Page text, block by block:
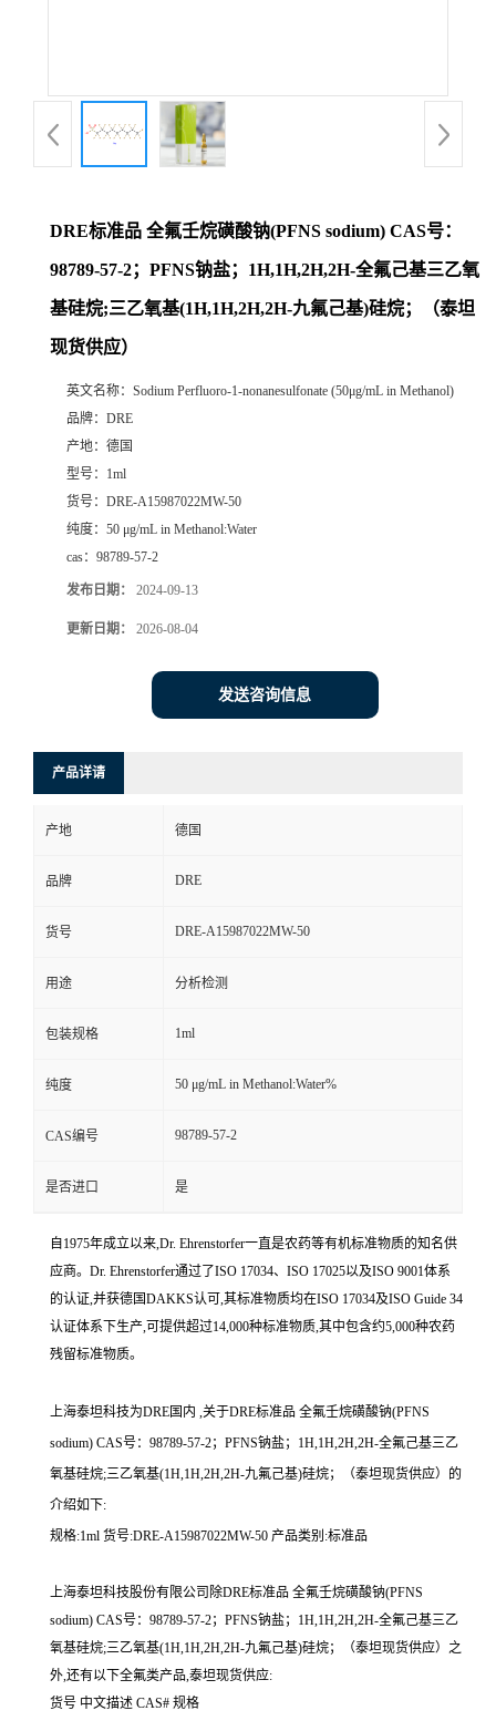
DRE标准品 全氟壬烷磺酸钠(PFNS sodium) CAS号：
98789-57-2；PFNS钠盐；1H,1H,2H,2H-全氟己基三乙氧
基硅烷;三乙氧基(1H,1H,2H,2H-九氟己基)硅烷；（泰坦
现货供应）
英文名称： Sodium Perfluoro-1-nonanesulfonate (50μg/mL in Methanol)
品牌： DRE
产地： 德国
型号： 1ml
货号： DRE-A15987022MW-50
纯度： 50 μg/mL in Methanol:Water
cas： 98789-57-2
发布日期： 2024-09-13
更新日期： 2026-08-04
发送咨询信息
产品详请
产地 德国
品牌 DRE
货号 DRE-A15987022MW-50
用途 分析检测
包装规格 1ml
纯度 50 μg/mL in Methanol:Water%
CAS编号 98789-57-2
是否进口 是
自1975年成立以来,Dr. Ehrenstorfer一直是农药等有机标准物质的知名供
应商。Dr. Ehrenstorfer通过了ISO 17034、ISO 17025以及ISO 9001体系
的认证,并获德国DAKKS认可,其标准物质均在ISO 17034及ISO Guide 34
认证体系下生产,可提供超过14,000种标准物质,其中包含约5,000种农药
残留标准物质。
上海泰坦科技为DRE国内 ,关于DRE标准品 全氟壬烷磺酸钠(PFNS
sodium) CAS号：98789-57-2；PFNS钠盐；1H,1H,2H,2H-全氟己基三乙
氧基硅烷;三乙氧基(1H,1H,2H,2H-九氟己基)硅烷；（泰坦现货供应）的
介绍如下:
规格:1ml 货号:DRE-A15987022MW-50 产品类别:标准品
上海泰坦科技股份有限公司除DRE标准品 全氟壬烷磺酸钠(PFNS
sodium) CAS号：98789-57-2；PFNS钠盐；1H,1H,2H,2H-全氟己基三乙
氧基硅烷;三乙氧基(1H,1H,2H,2H-九氟己基)硅烷；（泰坦现货供应）之
外,还有以下全氟类产品,泰坦现货供应:
货号 中文描述 CAS# 规格